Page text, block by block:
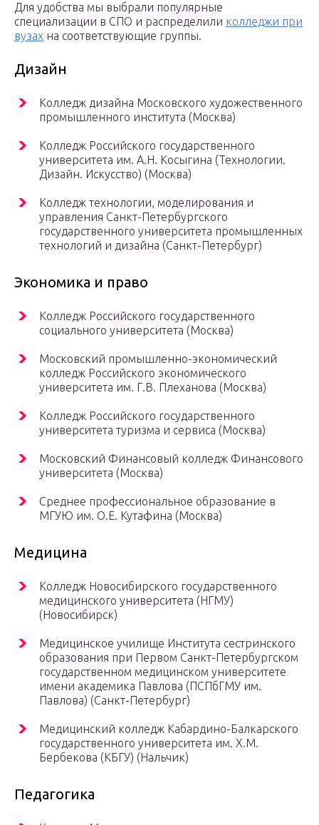
Для удобства мы выбрали популярные
специализации в СПО и распределили колледжи при
вузах на соответствующие группы.
Дизайн
Колледж дизайна Московского художественного
промышленного института (Москва)
Колледж Российского государственного
университета им. А.Н. Косыгина (Технологии.
Дизайн. Искусство) (Москва)
Колледж технологии, моделирования и
управления Санкт-Петербургского
государственного университета промышленных
технологий и дизайна (Санкт-Петербург)
Экономика и право
Колледж Российского государственного
социального университета (Москва)
Московский промышленно-экономический
колледж Российского экономического
университета им. Г.В. Плеханова (Москва)
Колледж Российского государственного
университета туризма и сервиса (Москва)
Московский Финансовый колледж Финансового
университета (Москва)
Среднее профессиональное образование в
МГУЮ им. О.Е. Кутафина (Москва)
Медицина
Колледж Новосибирского государственного
медицинского университета (НГМУ)
(Новосибирск)
Медицинское училище Института сестринского
образования при Первом Санкт-Петербургском
государственном медицинском университете
имени академика Павлова (ПСПбГМУ им.
Павлова) (Санкт-Петербург)
Медицинский колледж Кабардино-Балкарского
государственного университета им. Х.М.
Бербекова (КБГУ) (Нальчик)
Педагогика